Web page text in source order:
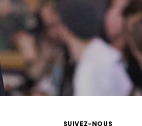
SUIVEZ-NOUS